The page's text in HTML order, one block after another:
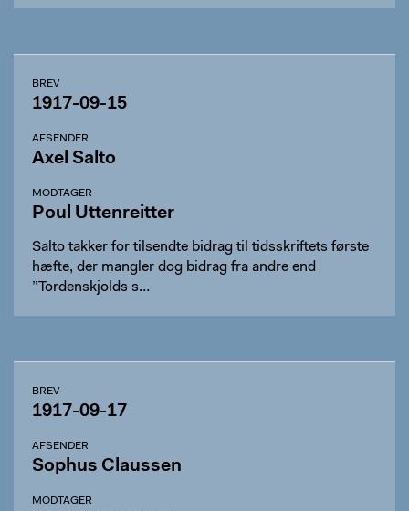
BREV
1917-09-15
AFSENDER
Axel Salto
MODTAGER
Poul Uttenreitter
Salto takker for tilsendte bidrag til tidsskriftets første
hæfte, der mangler dog bidrag fra andre end
”Tordenskjolds s…
BREV
1917-09-17
AFSENDER
Sophus Claussen
MODTAGER